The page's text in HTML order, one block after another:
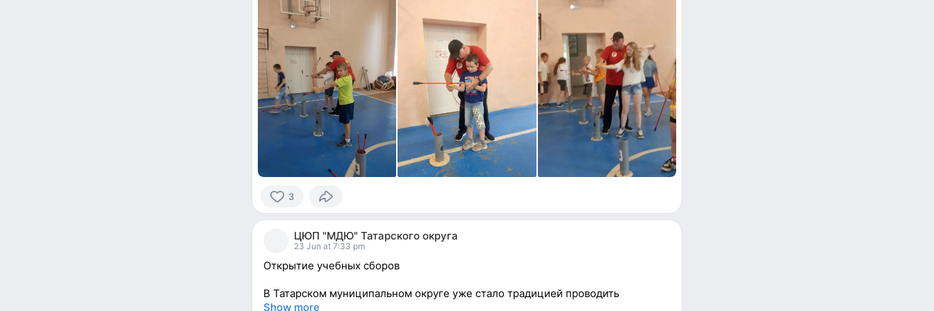
3
3
reactedЦЮП "МДЮ" Татарского округа
23 Jun at 7:33 pm
Открытие учебных сборов
В Татарском муниципальном округе уже стало традицией проводить
Show more